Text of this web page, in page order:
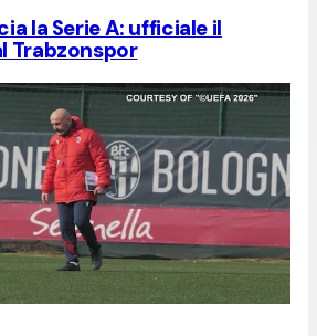
la Serie A: ufficiale il
Trabzonspor